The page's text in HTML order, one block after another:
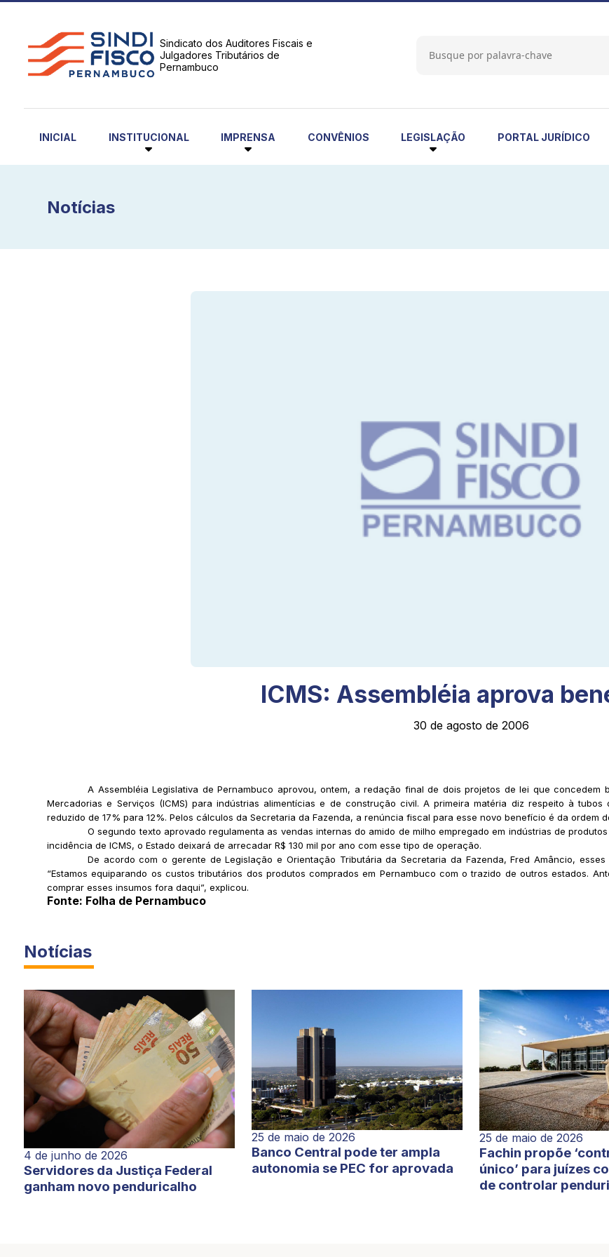
Sindicato dos Auditores Fiscais e
Julgadores Tributários de
Pernambuco
INICIAL INSTITUCIONAL IMPRENSA CONVÊNIOS LEGISLAÇÃO PORTAL JURÍDICO
Notícias
ICMS: Assembléia aprova
30 de agosto de 2006
A Assembléia Legislativa de Pernambuco aprovou, ontem, a redação final de dois projetos de lei que
Mercadorias e Serviços (ICMS) para indústrias alimentícias e de construção civil. A primeira matéria diz respeito à
reduzido de 17% para 12%. Pelos cálculos da Secretaria da Fazenda, a renúncia fiscal para esse novo benefício é da ordem
O segundo texto aprovado regulamenta as vendas internas do amido de milho empregado em indústrias de
incidência de ICMS, o Estado deixará de arrecadar R$ 130 mil por ano com esse tipo de operação.
De acordo com o gerente de Legislação e Orientação Tributária da Secretaria da Fazenda, Fred Amâncio,
“Estamos equiparando os custos tributários dos produtos comprados em Pernambuco com o trazido de outros estados.
comprar esses insumos fora daqui”, explicou.
Fonte: Folha de Pernambuco
Notícias
4 de junho de 2026
Servidores da Justiça Federal
ganham novo penduricalho
25 de maio de 2026
Banco Central pode ter ampla
autonomia se PEC for aprovada
25 de maio de 2026
Fachin propõe
único’ para juízes
de controlar